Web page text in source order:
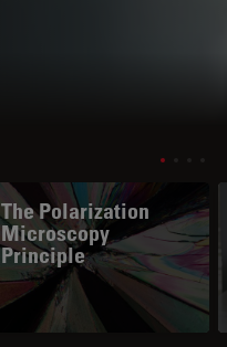
The Polarization
Microscopy
Principle